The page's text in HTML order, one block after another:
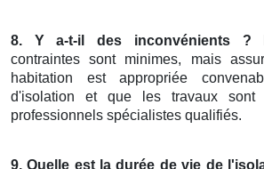
8. Y a-t-il des inconvénients ?
contraintes sont minimes, mais
habitation est appropriée
d'isolation et que les travaux sont
professionnels spécialistes qualifiés.
9. Quelle est la durée de vie de